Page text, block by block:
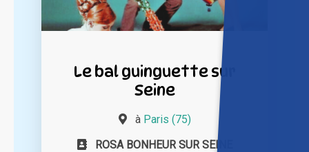
Le bal guinguette sur
Seine
à Paris (75)
ROSA BONHEUR SUR SEINE